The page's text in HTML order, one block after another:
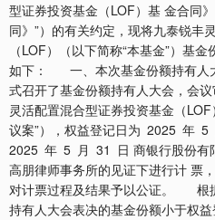
型证券投资基金（LOF）基 金合
同》”）的有关约定，现将九泰锐丰
（LOF）（以下简称“本基金”）基
如下： 一、本次基金份额持有
式召开了基金份额持有人大会，会
灵活配置混合型证券投资基金（
议案”），权益登记日为 2025 年
2025 年 5 月 31 日 商银行股份有
高朋律师事务所的见证下进行计 票
对计票过程及结果予以公证。 根
持有人大会表决的基金份额小于权